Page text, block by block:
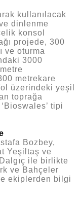
kullanılacak
dinlenme
konsol
projede, 300
ve oturma
3000
metrekare
üzerindeki yeşil
toprağa
tipi
Bozbey,
Yeşiltaş ve
ile birlikte
ve Bahçeler
ekiplerden bilgi